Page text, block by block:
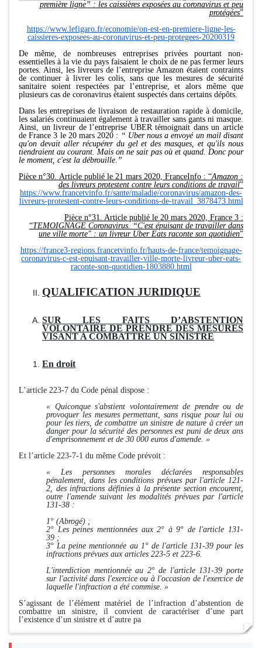
première ligne” : les caissières exposées au coronavirus et peu
protégées”
https://www.lefigaro.fr/economie/on-est-en-premiere-ligne-les-
caissieres-exposees-au-coronavirus-et-peu-protegees-20200319
De même, de nombreuses entreprises privées pourtant non-
essentielles à la vie du pays faisaient le choix de ne pas fermer leurs
portes. Ainsi, les livreurs de l’entreprise Amazon étaient contraints
de continuer à livrer les colis, sans que les mesures de sécurité
sanitaire soient respectées par l’entreprise, et alors même que
plusieurs cas de coronavirus étaient suspectés dans certains dépôts.
Dans les entreprises de livraison de restauration rapide à domicile,
les salariés continuaient également à travailler sans gants ni masque.
Ainsi, un livreur de l’entreprise UBER témoignait dans un article
de France 3 le 20 mars 2020 : “ Uber nous a envoyé un mail disant
qu'on devait aller récupérer du gel et des masques, et qu'ils nous
tiendraient au courant. Mais on ne sait pas où et quand. Donc pour
le moment, c'est la débrouille.”
Pièce n°30. Article publié le 21 mars 2020, FranceInfo : “Amazon :
des livreurs protestent contre leurs conditions de travail”
https://www.francetvinfo.fr/sante/maladie/coronavirus/amazon-des-
livreurs-protestent-contre-leurs-conditions-de-travail_3878473.html
Pièce n°31. Article publié le 20 mars 2020, France 3 :
“TEMOIGNAGE Coronavirus. “C'est épuisant de travailler dans
une ville morte" : un livreur Uber Eats raconte son quotidien”
https://france3-regions.francetvinfo.fr/hauts-de-france/temoignage-
coronavirus-c-est-epuisant-travailler-ville-morte-livreur-uber-eats-
raconte-son-quotidien-1803880.html
QUALIFICATION JURIDIQUE
SUR LES FAITS D’ABSTENTION
VOLONTAIRE DE PRENDRE DES MESURES
VISANT A COMBATTRE UN SINISTRE
En droit
L’article 223-7 du Code pénal dispose :
« Quiconque s'abstient volontairement de prendre ou de
provoquer les mesures permettant, sans risque pour lui ou
pour les tiers, de combattre un sinistre de nature à créer un
danger pour la sécurité des personnes est puni de deux ans
d'emprisonnement et de 30 000 euros d'amende. »
Et l’article 223-7-1 du même Code prévoit :
« Les personnes morales déclarées responsables
pénalement, dans les conditions prévues parl'article 121-
2, des infractions définies à la présente section encourent,
outre l'amende suivant les modalités prévues par l'article
131-38 :
1° (Abrogé) ;
2° Les peines mentionnées aux 2° à 9° del'article 131-
39 ;
3° La peine mentionnée au 1° de l'article 131-39 pour les
infractions prévues auxarticles 223-5 et 223-6.
L'interdiction mentionnée au 2° de l'article 131-39 porte
sur l'activité dans l'exercice ou à l'occasion de l'exercice de
laquelle l'infraction a été commise. »
S’agissant de l’élément matériel de l’infraction d’abstention de
combattre un sinistre, il convient de caractériser d’une part
l’existence d’un sinistre et d’autre pa